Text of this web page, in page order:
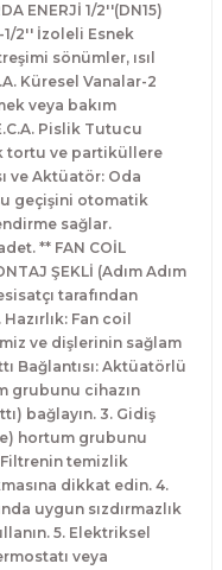
ENERJİ 1/2''(DN15)
1/2'' İzoleli Esnek
sönümler, ısıl
Küresel Vanalar-2
veya bakım
Pislik Tutucu
tortu ve partiküllere
ve Aktüatör: Oda
geçişini otomatik
sağlar.
** FAN COİL
ŞEKLİ (Adım Adım
tarafından
Fan coil
ve dişlerinin sağlam
Bağlantısı: Aktüatörlü
grubunu cihazın
bağlayın. 3. Gidiş
hortum grubunu
Filtrenin temizlik
dikkat edin. 4.
uygun sızdırmazlık
5. Elektriksel
veya